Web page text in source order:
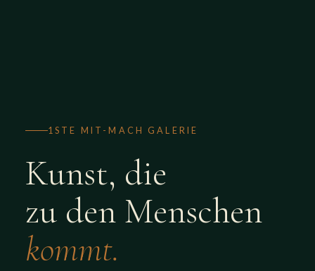
1STE MIT-MACH GALERIE
Kunst, die
zu den Menschen
kommt.